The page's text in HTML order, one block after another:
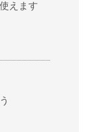
えます